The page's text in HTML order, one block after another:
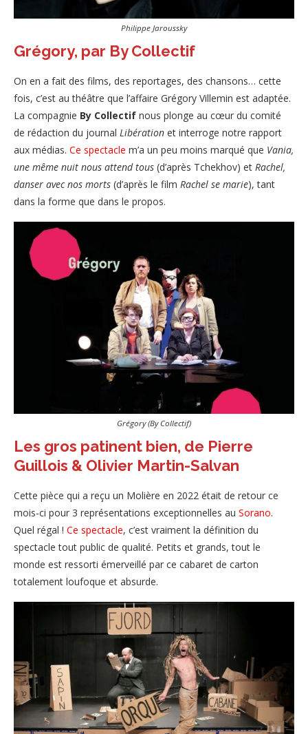
Philippe Jaroussky
Grégory, par By Collectif
On en a fait des films, des reportages, des chansons… cette
fois, c’est au théâtre que l’affaire Grégory Villemin est adaptée.
La compagnie By Collectif nous plonge au cœur du comité
de rédaction du journal Libération et interroge notre rapport
aux médias. Ce spectacle m’a un peu moins marqué que Vania,
une même nuit nous attend tous (d’après Tchekhov) et Rachel,
danser avec nos morts (d’après le film Rachel se marie), tant
dans la forme que dans le propos.
Grégory (By Collectif)
Les gros patinent bien, de Pierre
Guillois & Olivier Martin-Salvan
Cette pièce qui a reçu un Molière en 2022 était de retour ce
mois-ci pour 3 représentations exceptionnelles au Sorano.
Quel régal ! Ce spectacle, c’est vraiment la définition du
spectacle tout public de qualité. Petits et grands, tout le
monde est ressorti émerveillé par ce cabaret de carton
totalement loufoque et absurde.